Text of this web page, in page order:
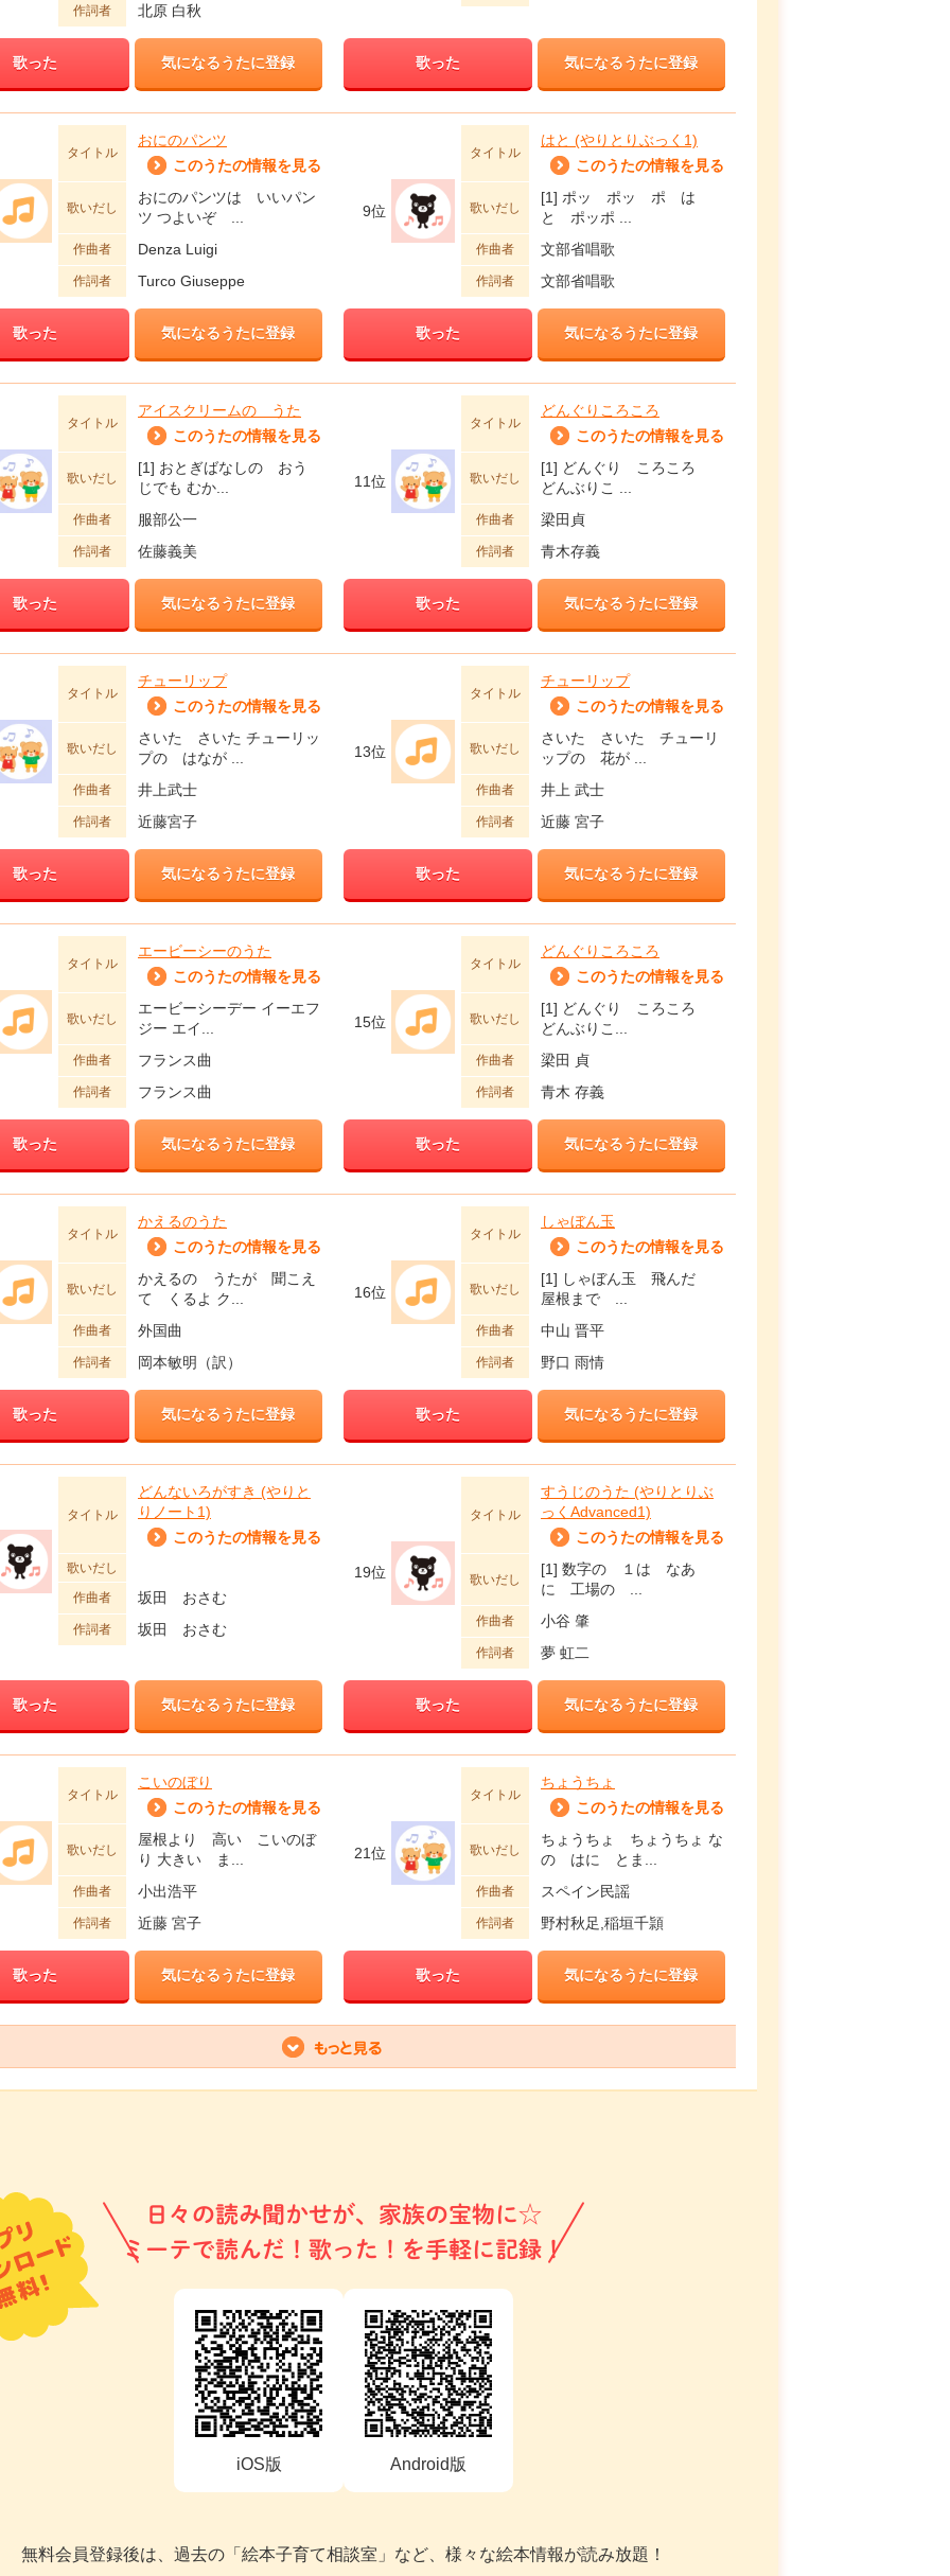
作詞者 北原 白秋
歌った 気になるうたに登録 歌った 気になるうたに登録
タイトル
おにのパンツ
このうたの情報を見る
歌いだし
おにのパンツは いいパン
ツ つよいぞ ...
作曲者 Denza Luigi
作詞者 Turco Giuseppe
歌った 気になるうたに登録
9位
タイトル
はと (やりとりぶっく1)
このうたの情報を見る
歌いだし
[1] ポッ ポッ ポ は
と ポッポ ...
作曲者 文部省唱歌
作詞者 文部省唱歌
歌った 気になるうたに登録
タイトル
アイスクリームの うた
このうたの情報を見る
歌いだし
[1] おとぎばなしの おう
じでも むか...
作曲者 服部公一
作詞者 佐藤義美
歌った 気になるうたに登録
11位
タイトル
どんぐりころころ
このうたの情報を見る
歌いだし
[1] どんぐり ころころ
どんぶりこ ...
作曲者 梁田貞
作詞者 青木存義
歌った 気になるうたに登録
タイトル
チューリップ
このうたの情報を見る
歌いだし
さいた さいた チューリッ
プの はなが ...
作曲者 井上武士
作詞者 近藤宮子
歌った 気になるうたに登録
13位
タイトル
チューリップ
このうたの情報を見る
歌いだし
さいた さいた チューリ
ップの 花が ...
作曲者 井上 武士
作詞者 近藤 宮子
歌った 気になるうたに登録
タイトル
エービーシーのうた
このうたの情報を見る
歌いだし
エービーシーデー イーエフ
ジー エイ...
作曲者 フランス曲
作詞者 フランス曲
歌った 気になるうたに登録
15位
タイトル
どんぐりころころ
このうたの情報を見る
歌いだし
[1] どんぐり ころころ
どんぶりこ...
作曲者 梁田 貞
作詞者 青木 存義
歌った 気になるうたに登録
タイトル
かえるのうた
このうたの情報を見る
歌いだし
かえるの うたが 聞こえ
て くるよ ク...
作曲者 外国曲
作詞者 岡本敏明（訳）
歌った 気になるうたに登録
16位
タイトル
しゃぼん玉
このうたの情報を見る
歌いだし
[1] しゃぼん玉 飛んだ
屋根まで ...
作曲者 中山 晋平
作詞者 野口 雨情
歌った 気になるうたに登録
タイトル
どんないろがすき (やりと
りノート1)
このうたの情報を見る
歌いだし
作曲者
坂田 おさむ
作詞者 坂田 おさむ
歌った 気になるうたに登録
19位
タイトル
すうじのうた (やりとりぶ
っくAdvanced1)
このうたの情報を見る
歌いだし
[1] 数字の １は なあ
に 工場の ...
作曲者 小谷 肇
作詞者 夢 虹二
歌った 気になるうたに登録
タイトル
こいのぼり
このうたの情報を見る
歌いだし
屋根より 高い こいのぼ
り 大きい ま...
作曲者 小出浩平
作詞者 近藤 宮子
歌った 気になるうたに登録
21位
タイトル
ちょうちょ
このうたの情報を見る
歌いだし
ちょうちょ ちょうちょ な
の はに とま...
作曲者 スペイン民謡
作詞者 野村秋足,稲垣千頴
歌った 気になるうたに登録
日々の読み聞かせが、家族の宝物に☆
ミーテで読んだ！歌った！を手軽に記録！
iOS版 Android版
無料会員登録後は、過去の「絵本子育て相談室」など、様々な絵本情報が読み放題！